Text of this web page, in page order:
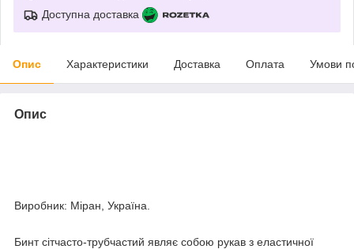
Доступна доставка
Опис Характеристики Доставка Оплата Умови
Опис
Виробник: Міран, Україна.
Бинт сітчасто-трубчастий являє собою рукав з еластичної